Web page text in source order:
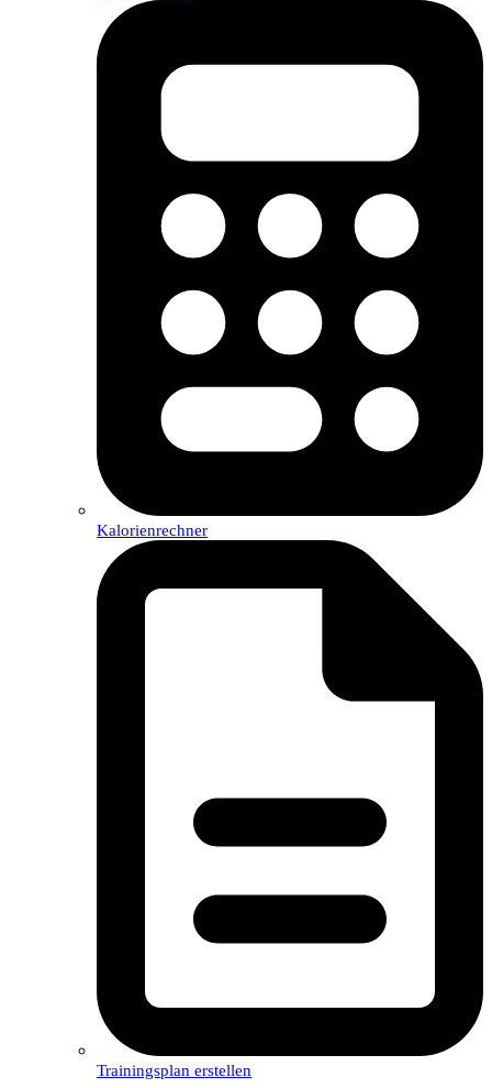
Kalorienrechner
Trainingsplan erstellen